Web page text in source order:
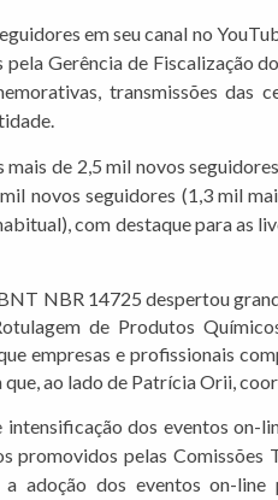
em seu canal no
Gerência de Fiscalização
transmissões
de 2,5 mil novos
novos seguidores (1,3 mil
com destaque para as
NBR 14725 despertou
de Produtos
empresas e profissionais
ao lado de Patrícia Orii,
dos eventos on-
promovidos pelas
adoção dos eventos on-